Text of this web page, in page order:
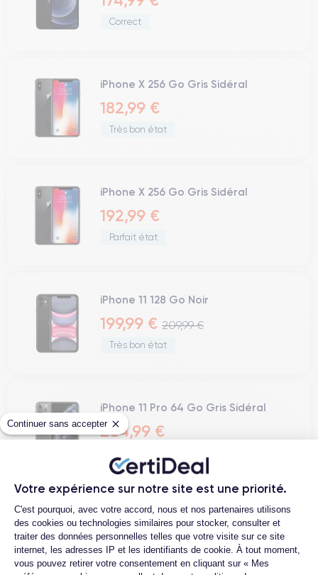
Continuer sans accepter
Votre expérience sur notre site est une priorité.
Plateforme de Gestion du
C'est pourquoi, avec votre accord, nous et nos partenaires utilisons
des cookies ou technologies similaires pour stocker, consulter et
traiter des données personnelles telles que votre visite sur ce site
internet, les adresses IP et les identifiants de cookie. À tout moment,
vous pouvez retirer votre consentement en cliquant sur « Mes
Correct
iPhone X 256 Go Gris Sidéral
182,99 €
Très bon état
iPhone X 256 Go Gris Sidéral
192,99 €
Parfait état
iPhone 11 128 Go Noir
199,99 € 209,99 €
Très bon état
iPhone 11 Pro 64 Go Gris Sidéral
204,99 €
« précédent suivant »
Les meilleurs Bons Plans iPhone